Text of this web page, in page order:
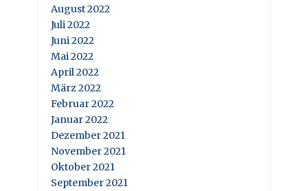
August 2022
Juli 2022
Juni 2022
Mai 2022
April 2022
März 2022
Februar 2022
Januar 2022
Dezember 2021
November 2021
Oktober 2021
September 2021